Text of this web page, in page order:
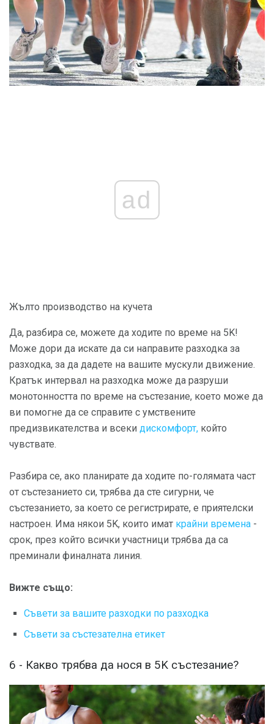
ad
Жълто производство на кучета
Да, разбира се, можете да ходите по време на 5K!
Може дори да искате да си направите разходка за
разходка, за да дадете на вашите мускули движение.
Кратък интервал на разходка може да разруши
монотонността по време на състезание, което може да
ви помогне да се справите с умствените
предизвикателства и всеки дискомфорт, който
чувствате.
Разбира се, ако планирате да ходите по-голямата част
от състезанието си, трябва да сте сигурни, че
състезанието, за което се регистрирате, е приятелски
настроен. Има някои 5K, които имат крайни времена -
срок, през който всички участници трябва да са
преминали финалната линия.
Вижте също:
Съвети за вашите разходки по разходка
Съвети за състезателна етикет
6 - Какво трябва да нося в 5K състезание?